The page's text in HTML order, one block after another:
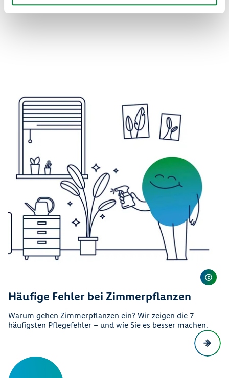
Häufige Fehler bei Zimmerpflanzen
Warum gehen Zimmerpflanzen ein? Wir zeigen die 7
häufigsten Pflegefehler – und wie Sie es besser machen.